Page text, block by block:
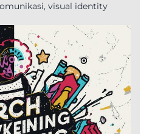
, visual identity